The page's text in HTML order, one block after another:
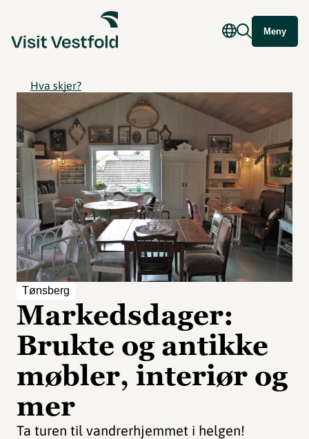
Meny
Hva skjer?
Tønsberg
Markedsdager:
Brukte og antikke
møbler, interiør og
mer
Ta turen til vandrerhjemmet i helgen!